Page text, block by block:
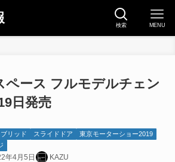
検索 MENU
ペース フルモデルチェン
日発売
リッド スライドドア
東京モーターショー2019
年4月5日 KAZU